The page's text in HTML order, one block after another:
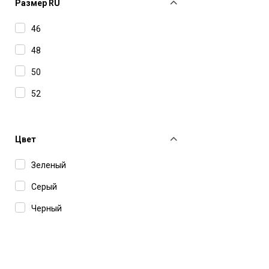
Ksubi
MSGM
Officine Generale
Sporty & Rich
Размер RU
46
48
50
52
Цвет
Зеленый
Серый
Черный